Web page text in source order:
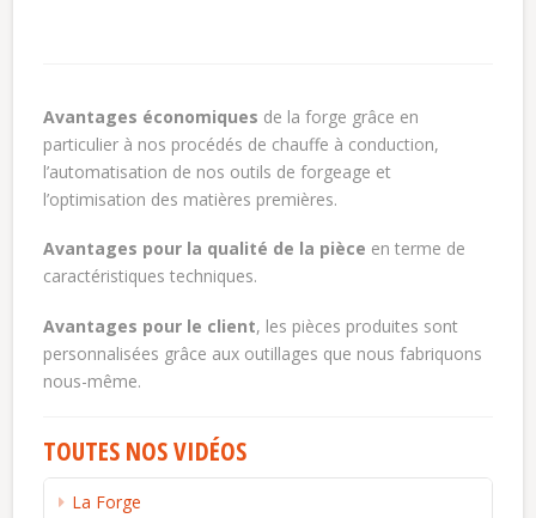
Avantages économiques de la forge grâce en
particulier à nos procédés de chauffe à conduction,
l’automatisation de nos outils de forgeage et
l’optimisation des matières premières.
Avantages pour la qualité de la pièce en terme de
caractéristiques techniques.
Avantages pour le client, les pièces produites sont
personnalisées grâce aux outillages que nous fabriquons
nous-même.
TOUTES NOS VIDÉOS
La Forge